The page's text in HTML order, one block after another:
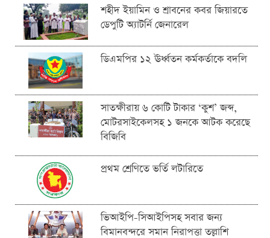
শহীদ ইয়ামিন ও শ্রাবনের কবর জিয়ারতে
ডেপুটি অ্যাটর্নি জেনারেল
ডিএমপির ১২ ঊর্ধ্বতন কর্মকর্তাকে বদলি
সাতক্ষীরায় ৬ কোটি টাকার ‘কুশ’ জব্দ,
মোটরসাইকেলসহ ১ জনকে আটক করেছে
বিজিবি
প্রথম শ্রেণিতে ভর্তি লটারিতে
ভিআইপি-সিআইপিসহ সবার জন্য
বিমানবন্দরে সমান নিরাপত্তা তল্লাশি